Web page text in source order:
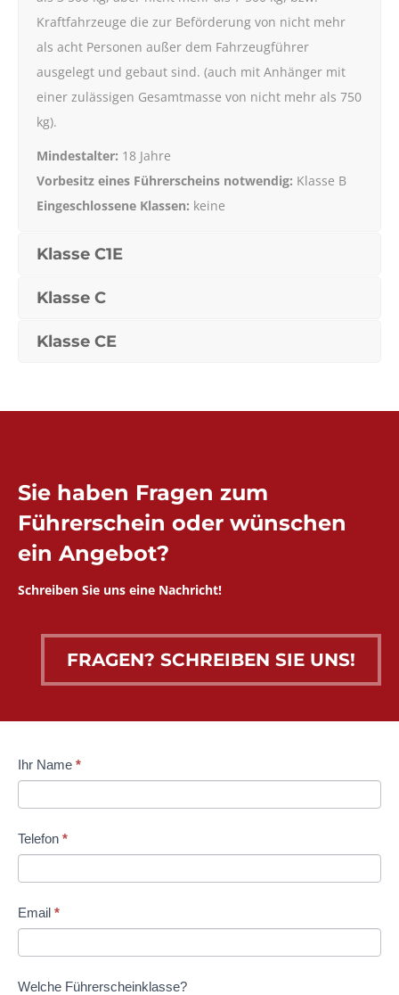
Kraftfahrzeuge die zur Beförderung von nicht mehr
als acht Personen außer dem Fahrzeugführer
ausgelegt und gebaut sind. (auch mit Anhänger mit
einer zulässigen Gesamtmasse von nicht mehr als 750
kg).
Mindestalter: 18 Jahre
Vorbesitz eines Führerscheins notwendig: Klasse B
Eingeschlossene Klassen: keine
Klasse C1E
Klasse C
Klasse CE
Sie haben Fragen zum
Führerschein oder wünschen
ein Angebot?
Schreiben Sie uns eine Nachricht!
FRAGEN? SCHREIBEN SIE UNS!
Kontaktformular
Ihr Name *
Telefon *
Email *
Welche Führerscheinklasse?
Falls
bist,
Feld